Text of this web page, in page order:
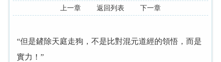
上一章 返回列表 下一章
“但是鏟除天庭走狗，不是比對混元道經的領悟，而是
實力！”